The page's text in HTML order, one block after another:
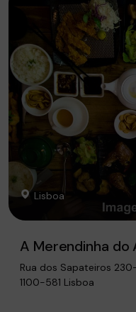
Lisboa
A Merendinha do
Rua dos Sapateiros
1100-581 Lisboa